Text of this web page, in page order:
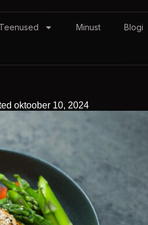
Teenused Minust Blogi
oktoober 10, 2024